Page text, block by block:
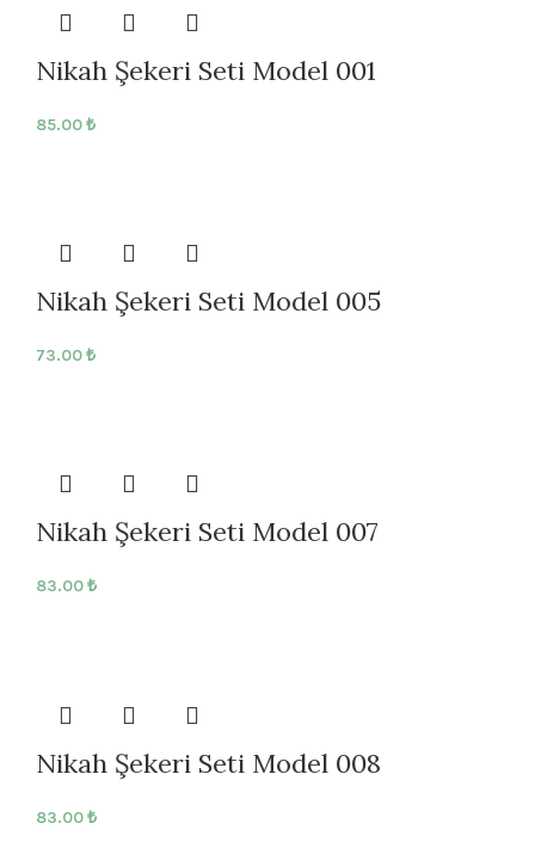
Nikah Şekeri Seti Model 001
85.00₺
Nikah Şekeri Seti Model 005
73.00₺
Nikah Şekeri Seti Model 007
83.00₺
Nikah Şekeri Seti Model 008
83.00₺